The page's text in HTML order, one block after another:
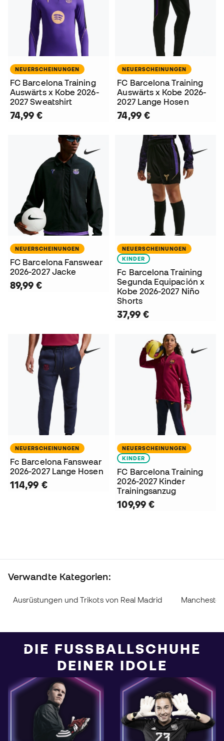
NEUERSCHEINUNGEN
FC Barcelona Training
Auswärts x Kobe 2026-
2027 Sweatshirt
74,99 €
NEUERSCHEINUNGEN
FC Barcelona Training
Auswärts x Kobe 2026-
2027 Lange Hosen
74,99 €
NEUERSCHEINUNGEN
FC Barcelona Fanswear
2026-2027 Jacke
89,99 €
NEUERSCHEINUNGEN
KINDER
Fc Barcelona Training
Segunda Equipación x
Kobe 2026-2027 Niño
Shorts
37,99 €
NEUERSCHEINUNGEN
Fc Barcelona Fanswear
2026-2027 Lange Hosen
114,99 €
NEUERSCHEINUNGEN
KINDER
FC Barcelona Training
2026-2027 Kinder
Trainingsanzug
109,99 €
Verwandte Kategorien:
Ausrüstungen und Trikots von Real Madrid
DIE FUSSBALLSCHUHE D
EINER IDOLE